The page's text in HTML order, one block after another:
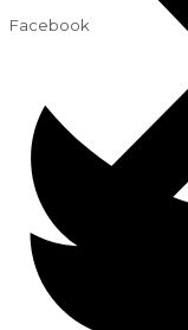
Facebook